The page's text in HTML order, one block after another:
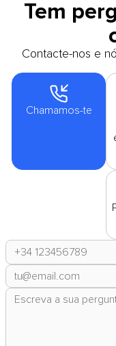
Tem
Contacte-nos e
Chamamos-te